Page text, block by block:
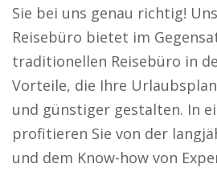
Sie bei uns genau richtig!
Reisebüro bietet im
traditionellen Reisebüro in
Vorteile, die Ihre
und günstiger gestalten. In
profitieren Sie von der
und dem Know-how von